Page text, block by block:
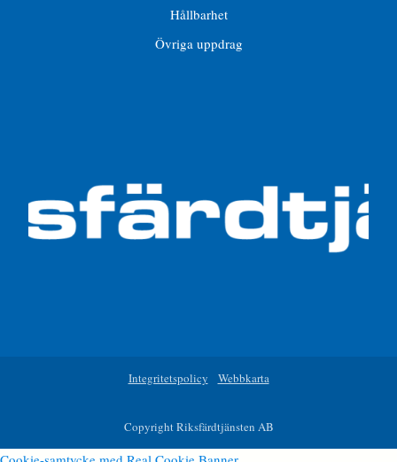
Hållbarhet
Övriga uppdrag
Integritetspolicy Webbkarta
Copyright Riksfärdtjänsten AB